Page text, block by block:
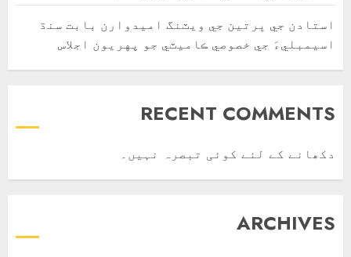
استادن جي ڀرتين جي ويٽنگ اميدوارن بابت سنڌ
اسيمبليءَ جي خصوصي ڪاميٽي جو پهريون اجلاس
RECENT COMMENTS
دکھانے کے لئے کوئی تبصرہ نہیں۔
ARCHIVES